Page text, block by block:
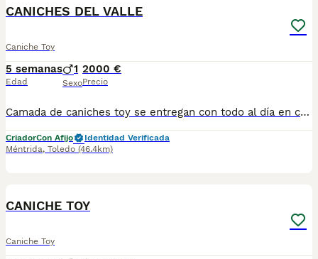
CANICHES DEL VALLE
Caniche Toy
5 semanas
Edad
1
Sexo
2000 €
Precio
Camada de caniches toy se entregan con todo al día en cuanto a vacunación, desparasitación interna y externa, microchip y pasaporte con procedencia lícita de centro canino profesional. Revisión veterinaria. Nos dedicamos profesionalmente al mundo del cachorro desde hace más de 17 años ,centro canino del Valle caprice, es nuestro nombre , criadores profesionales , residencia canina y veterinarios, que mejor sitio para adquirir tu nuevo miembro familiar. Núcleo de cria ES450990000078 Pueden encontrarnos de igual modo en la pagina oficial de la canina de España como uno de los pocos criadores recomendados y registrados , www.rsce.es Los precios son desde más IVA según cachorro, camada y época. Pregunten disponibilidad y precios Pregunten sin compromiso , y le damos cita para venir a ver a los peques a nuestro centro canino, pueden ver nuestras referencias como mejor criadero en Google , y redes sociales así como en nuestra web Web www.delvallecaprice.com
CriadorCon Afijo
Identidad Verificada
Méntrida, Toledo (46.4km)
CANICHE TOY
Caniche Toy